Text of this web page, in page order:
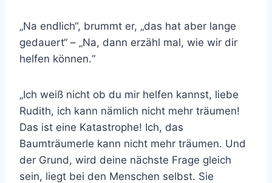
„Na endlich“, brummt er, „das hat aber lange
gedauert“ – „Na, dann erzähl mal, wie wir dir
helfen können.“
„Ich weiß nicht ob du mir helfen kannst, liebe
Rudith, ich kann nämlich nicht mehr träumen!
Das ist eine Katastrophe! Ich, das
Baumträumerle kann nicht mehr träumen. Und
der Grund, wird deine nächste Frage gleich
sein, liegt bei den Menschen selbst. Sie